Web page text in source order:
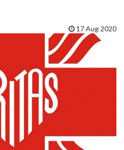
17 Aug 2020